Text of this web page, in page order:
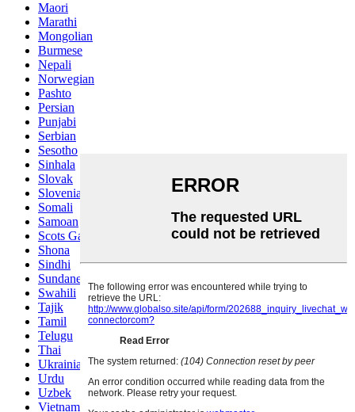
Maori
Marathi
Mongolian
Burmese
Nepali
Norwegian
Pashto
Persian
Punjabi
Serbian
Sesotho
Sinhala
Slovak
Slovenian
Somali
Samoan
Scots Gaelic
Shona
Sindhi
Sundanese
Swahili
Tajik
Tamil
Telugu
Thai
Ukrainian
Urdu
Uzbek
Vietnamese